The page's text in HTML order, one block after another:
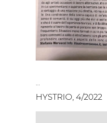
HYSTRIO, 4/2022